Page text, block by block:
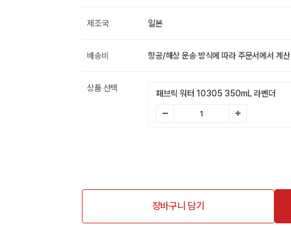
제조국 일본
배송비 항공/해상 운송 방식에 따라 주문서에서 계산
상품 선택
패브릭 워터 10305 350mL 라벤더
장바구니 담기